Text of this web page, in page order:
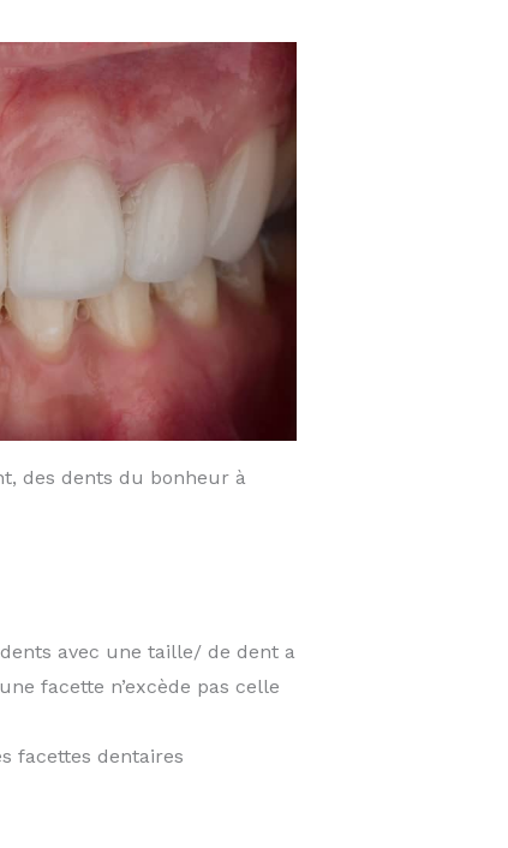
des dents du bonheur à
avec une taille/ de dent a
facette n’excède pas celle
facettes dentaires